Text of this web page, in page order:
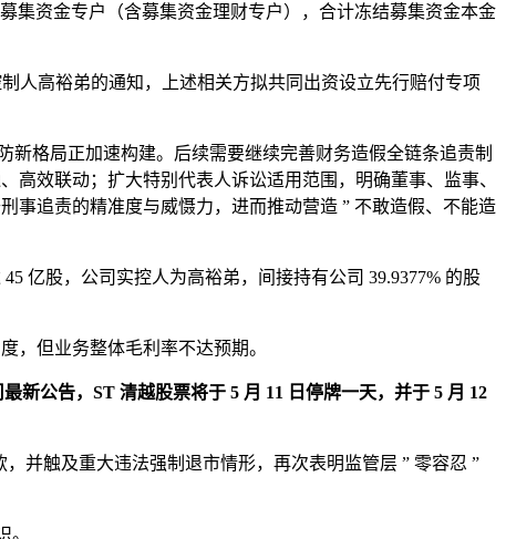
集资金专户（含募集资金理财专户），合计冻结募集资金本金
人高裕弟的通知，上述相关方拟共同出资设立先行赔付专项
格局正加速构建。后续需要继续完善财务造假全链条追责制
效联动；扩大特别代表人诉讼适用范围，明确董事、监事、
事追责的精准度与威慑力，进而推动营造 ” 不敢造假、不能造
亿股，公司实控人为高裕弟，间接持有公司 39.9377% 的股
，但业务整体毛利率不达预期。
新公告，ST 清越股票将于 5 月 11 日停牌一天，并于 5 月 12
并触及重大违法强制退市情形，再次表明监管层 ” 零容忍 ”